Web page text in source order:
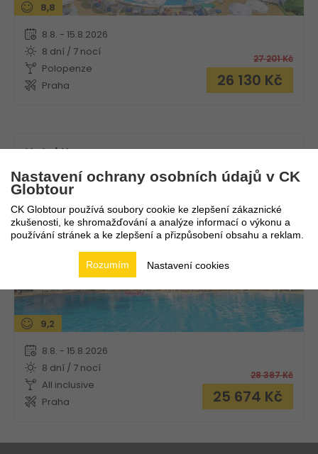
8,8
8.8. - 15.8.2026
8 dní / 7 nocí
Polopenze
Praha
27 201Kč
26 130 Kč
Hotel Kamenec
Bulharsko
9,2
8.8. - 15.8.2026
8 dní / 7 nocí
All inclusive
Praha
28 387Kč
25 674 Kč
Nastavení ochrany osobních údajů v CK
Globtour
CK Globtour používá soubory cookie ke zlepšení zákaznické
zkušenosti, ke shromažďování a analýze informací o výkonu a
používání stránek a ke zlepšení a přizpůsobení obsahu a reklam.
Nastavení cookies
Rozumím